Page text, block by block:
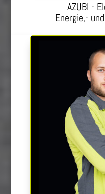
AZUBI -
Energie,-